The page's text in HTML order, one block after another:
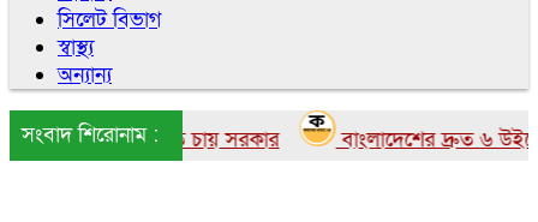
সিলেট বিভাগ
স্বাস্থ্য
অন্যান্য
সংবাদ শিরোনাম :
আনতে চায় সরকার বাংলাদেশের দ্রুত ৬ উইকেটের